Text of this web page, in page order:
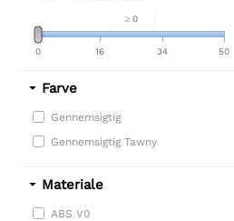
≥ 0
0 50
16 34
Farve
Gennemsigtig
Gennemsigtig Tawny
Materiale
ABS V0